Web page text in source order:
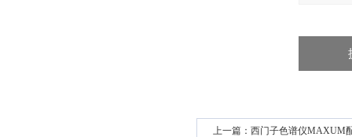
上一篇： 西门子色谱仪MAXUM